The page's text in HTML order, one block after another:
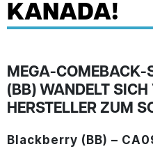
KANADA!
MEGA-COMEBACK-
(BB) WANDELT
HERSTELLER ZUM
Blackberry (BB) –